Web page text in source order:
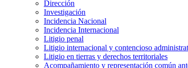
Dirección
Investigación
Incidencia Nacional
Incidencia Internacional
Litigio penal
Litigio internacional y contencioso
Litigio en tierras y derechos territoriales
Acompañamiento y representación común